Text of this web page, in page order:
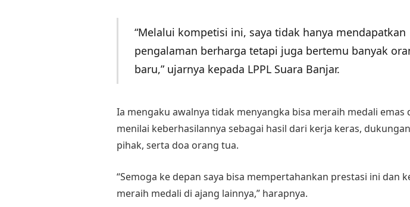
“Melalui kompetisi ini, saya tidak hanya mendapatkan
pengalaman berharga tetapi juga bertemu banyak
baru,” ujarnya kepada LPPL Suara Banjar.
Ia mengaku awalnya tidak menyangka bisa meraih medali emas
menilai keberhasilannya sebagai hasil dari kerja keras,
pihak, serta doa orang tua.
“Semoga ke depan saya bisa mempertahankan prestasi ini dan
meraih medali di ajang lainnya,” harapnya.